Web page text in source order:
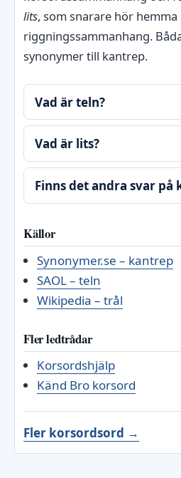
lits, som snarare hör hemma
riggningssammanhang.
synonymer till kantrep.
Vad är teln?
Vad är lits?
Finns det andra svar på
Källor
Synonymer.se – kantrep
SAOL – teln
Wikipedia – trål
Fler ledtrådar
Korsordshjälp
Känd Bro korsord
Fler korsordsord →